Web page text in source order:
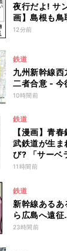
夜行だよ! サ
画】島根も
12分前
鉄道
九州新幹線
二者合意 - 今
10時間前
鉄道
【漫画】青
武鉄道が生
び? 「サーベ
11時間前
鉄道
新幹線ある
ら広島へ遠
23時間前